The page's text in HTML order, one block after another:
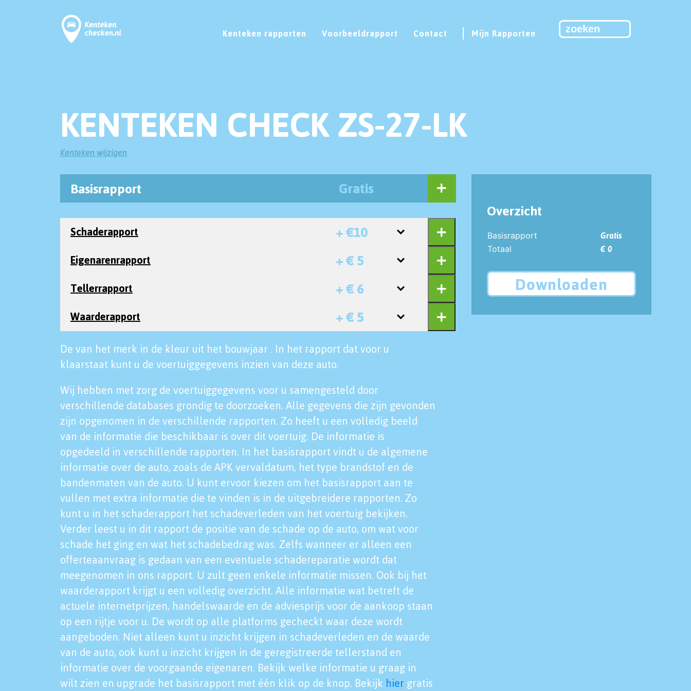
Kenteken rapporten Voorbeeldrapport Contact Mijn Rapporten
KENTEKEN CHECK ZS-27-LK
Kenteken wijzigen
Basisrapport Gratis
Schaderapport + €10
Eigenarenrapport + € 5
Tellerrapport + € 6
Waarderapport + € 5
De van het merk in de kleur uit het bouwjaar . In het rapport dat voor u
klaarstaat kunt u de voertuiggegevens inzien van deze auto.
Wij hebben met zorg de voertuiggegevens voor u samengesteld door
verschillende databases grondig te doorzoeken. Alle gegevens die zijn gevonden
zijn opgenomen in de verschillende rapporten. Zo heeft u een volledig beeld
van de informatie die beschikbaar is over dit voertuig. De informatie is
opgedeeld in verschillende rapporten. In het basisrapport vindt u de algemene
informatie over de auto, zoals de APK vervaldatum, het type brandstof en de
bandenmaten van de auto. U kunt ervoor kiezen om het basisrapport aan te
vullen met extra informatie die te vinden is in de uitgebreidere rapporten. Zo
kunt u in het schaderapport het schadeverleden van het voertuig bekijken.
Verder leest u in dit rapport de positie van de schade op de auto, om wat voor
schade het ging en wat het schadebedrag was. Zelfs wanneer er alleen een
offerteaanvraag is gedaan van een eventuele schadereparatie wordt dat
meegenomen in ons rapport. U zult geen enkele informatie missen. Ook bij het
waarderapport krijgt u een volledig overzicht. Alle informatie wat betreft de
actuele internetprijzen, handelswaarde en de adviesprijs voor de aankoop staan
op een rijtje voor u. De wordt op alle platforms gecheckt waar deze wordt
aangeboden. Niet alleen kunt u inzicht krijgen in schadeverleden en de waarde
van de auto, ook kunt u inzicht krijgen in de geregistreerde tellerstand en
informatie over de voorgaande eigenaren. Bekijk welke informatie u graag in
wilt zien en upgrade het basisrapport met één klik op de knop. Bekijk hier gratis
Overzicht
Basisrapport
Gratis
Totaal
€ 0
Downloaden